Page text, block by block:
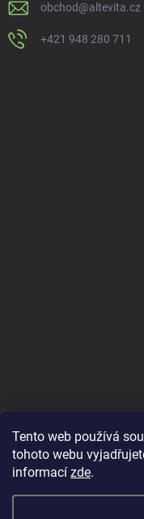
Tento web používá
tohoto webu
informací zde.
obchod@altevita.cz
+421 948 280 711